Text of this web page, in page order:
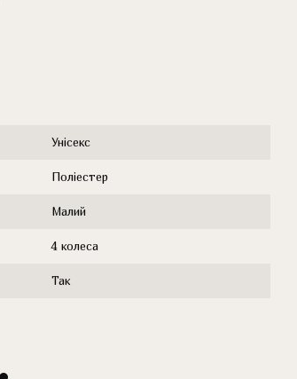
Унісекс
Поліестер
Малий
4 колеса
Так